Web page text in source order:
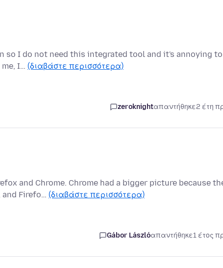
I do not need this integrated tool and it's annoying to
I… (διαβάστε περισσότερα)
zeroknightαπαντήθηκε2 έτη
and Chrome. Chrome had a bigger picture because
and Firefo… (διαβάστε περισσότερα)
Gábor Lászlóαπαντήθηκε1 έτος